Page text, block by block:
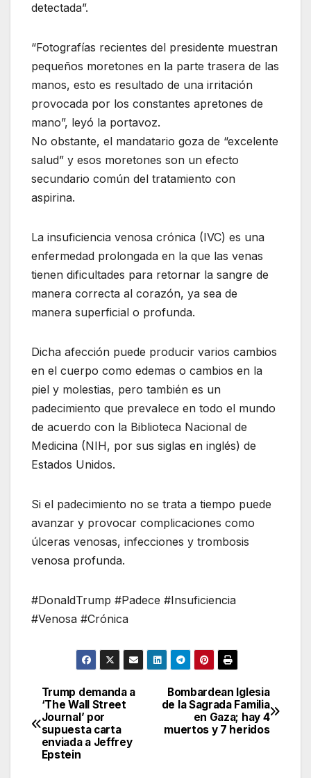
detectada”.
“Fotografías recientes del presidente muestran
pequeños moretones en la parte trasera de las
manos, esto es resultado de una irritación
provocada por los constantes apretones de
mano”, leyó la portavoz.
No obstante, el mandatario goza de “excelente
salud” y esos moretones son un efecto
secundario común del tratamiento con
aspirina.
La insuficiencia venosa crónica (IVC) es una
enfermedad prolongada en la que las venas
tienen dificultades para retornar la sangre de
manera correcta al corazón, ya sea de
manera superficial o profunda.
Dicha afección puede producir varios cambios
en el cuerpo como edemas o cambios en la
piel y molestias, pero también es un
padecimiento que prevalece en todo el mundo
de acuerdo con la Biblioteca Nacional de
Medicina (NIH, por sus siglas en inglés) de
Estados Unidos.
Si el padecimiento no se trata a tiempo puede
avanzar y provocar complicaciones como
úlceras venosas, infecciones y trombosis
venosa profunda.
#DonaldTrump #Padece #Insuficiencia
#Venosa #Crónica
Navegación
de
entradas
Bombardean Iglesia
de la Sagrada Familia
en Gaza; hay 4
muertos y 7 heridos
Trump demanda a
‘The Wall Street
Journal’ por
supuesta carta
enviada a Jeffrey
Epstein